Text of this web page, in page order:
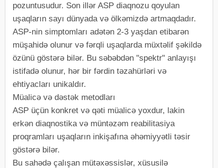
pozuntusudur. Son illər ASP diaqnozu qoyulan
uşaqların sayı dünyada və ölkəmizdə artmaqdadır.
ASP-nin simptomları adətən 2-3 yaşdan etibarən
müşahidə olunur və fərqli uşaqlarda müxtəlif şəkildə
özünü göstərə bilər. Bu səbəbdən "spektr" anlayışı
istifadə olunur, hər bir fərdin təzahürləri və
ehtiyacları unikaldır.
Müalicə və dəstək metodları
ASP üçün konkret və qəti müalicə yoxdur, lakin
erkən diaqnostika və müntəzəm reabilitasiya
proqramları uşaqların inkişafına əhəmiyyətli təsir
göstərə bilər.
Bu sahədə çalışan mütəxəssislər, xüsusilə